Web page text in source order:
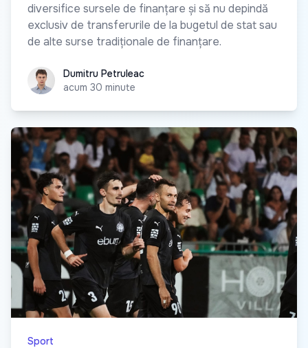
diversifice sursele de finanțare și să nu depindă
exclusiv de transferurile de la bugetul de stat sau
de alte surse tradiționale de finanțare.
Dumitru Petruleac
Dumitru Petruleac
acum 30 minute
Sport